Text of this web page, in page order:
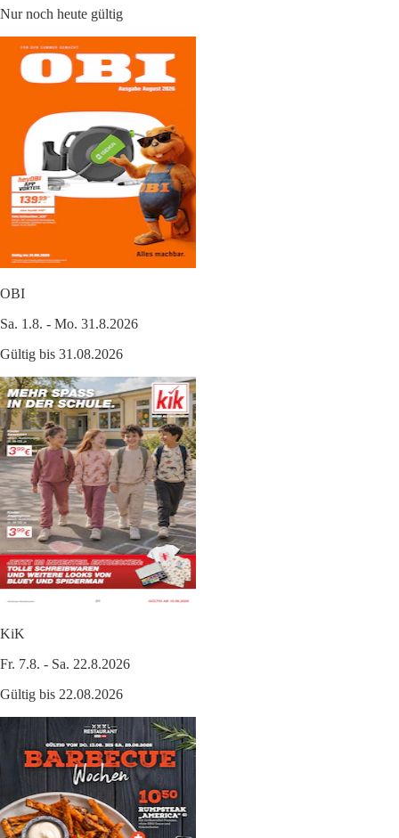
Nur noch heute gültig
OBI
Sa. 1.8. - Mo. 31.8.2026
Gültig bis 31.08.2026
KiK
Fr. 7.8. - Sa. 22.8.2026
Gültig bis 22.08.2026